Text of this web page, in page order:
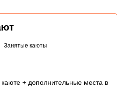
Занятые каюты
каюте + дополнительные места в